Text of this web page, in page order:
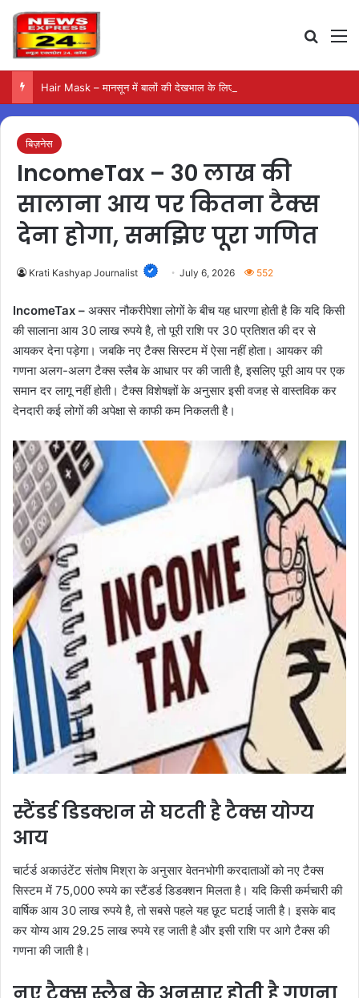
Hair Mask – मानसून में बालों की देखभाल के लिए आजमाएं अंडे का मास्क
बिज़नेस
IncomeTax – 30 लाख की
सालाना आय पर कितना टैक्स
देना होगा, समझिए पूरा गणित
Krati Kashyap Journalist July 6, 2026 552
IncomeTax – अक्सर नौकरीपेशा लोगों के बीच यह धारणा होती है कि यदि किसी
की सालाना आय 30 लाख रुपये है, तो पूरी राशि पर 30 प्रतिशत की दर से
आयकर देना पड़ेगा। जबकि नए टैक्स सिस्टम में ऐसा नहीं होता। आयकर की
गणना अलग-अलग टैक्स स्लैब के आधार पर की जाती है, इसलिए पूरी आय पर एक
समान दर लागू नहीं होती। टैक्स विशेषज्ञों के अनुसार इसी वजह से वास्तविक कर
देनदारी कई लोगों की अपेक्षा से काफी कम निकलती है।
स्टैंडर्ड डिडक्शन से घटती है टैक्स योग्य
आय
चार्टर्ड अकाउंटेंट संतोष मिश्रा के अनुसार वेतनभोगी करदाताओं को नए टैक्स
सिस्टम में 75,000 रुपये का स्टैंडर्ड डिडक्शन मिलता है। यदि किसी कर्मचारी की
वार्षिक आय 30 लाख रुपये है, तो सबसे पहले यह छूट घटाई जाती है। इसके बाद
कर योग्य आय 29.25 लाख रुपये रह जाती है और इसी राशि पर आगे टैक्स की
गणना की जाती है।
नए टैक्स स्लैब के अनुसार होती है गणना